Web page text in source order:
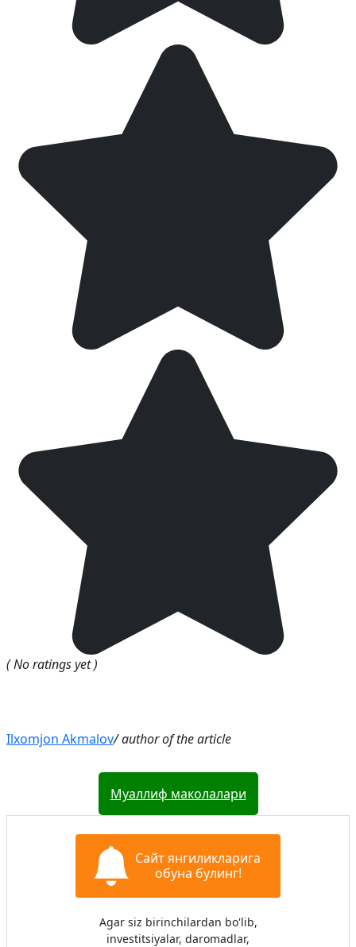
( No ratings yet )
Ilxomjon Akmalov/ author of the article
Муаллиф маколалари
Сайт янгиликларига
обуна булинг!
Agar siz birinchilardan bo'lib,
investitsiyalar, daromadlar,